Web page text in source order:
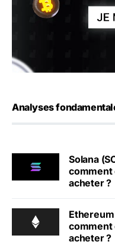
Analyses
Solana
comment
acheter ?
Ethereum
comment
acheter ?